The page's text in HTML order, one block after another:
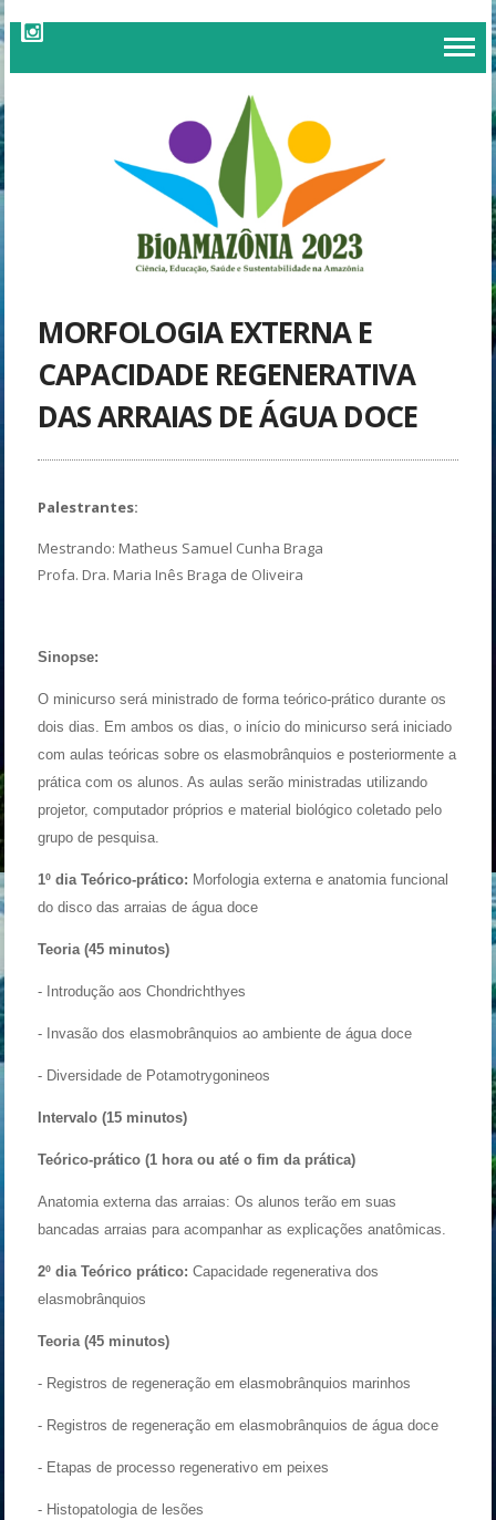
MORFOLOGIA EXTERNA E
CAPACIDADE REGENERATIVA
DAS ARRAIAS DE ÁGUA DOCE
Palestrantes:
Mestrando: Matheus Samuel Cunha Braga
Profa. Dra. Maria Inês Braga de Oliveira
Sinopse:
O minicurso será ministrado de forma teórico-prático durante os
dois dias. Em ambos os dias, o início do minicurso será iniciado
com aulas teóricas sobre os elasmobrânquios e posteriormente a
prática com os alunos. As aulas serão ministradas utilizando
projetor, computador próprios e material biológico coletado pelo
grupo de pesquisa.
1º dia Teórico-prático: Morfologia externa e anatomia funcional
do disco das arraias de água doce
Teoria (45 minutos)
- Introdução aos Chondrichthyes
- Invasão dos elasmobrânquios ao ambiente de água doce
- Diversidade de Potamotrygonineos
Intervalo (15 minutos)
Teórico-prático (1 hora ou até o fim da prática)
Anatomia externa das arraias: Os alunos terão em suas
bancadas arraias para acompanhar as explicações anatômicas.
2º dia Teórico prático:Capacidade regenerativa dos
elasmobrânquios
Teoria (45 minutos)
- Registros de regeneração em elasmobrânquios marinhos
- Registros de regeneração em elasmobrânquios de água doce
- Etapas de processo regenerativo em peixes
- Histopatologia de lesões